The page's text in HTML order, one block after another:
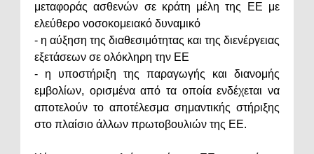
μεταφοράς ασθενών σε κράτη μέλη της ΕΕ με
ελεύθερο νοσοκομειακό δυναμικό
- η αύξηση της διαθεσιμότητας και της διενέργειας
εξετάσεων σε ολόκληρη την ΕΕ
- η υποστήριξη της παραγωγής και διανομής
εμβολίων, ορισμένα από τα οποία ενδέχεται να
αποτελούν το αποτέλεσμα σημαντικής στήριξης
στο πλαίσιο άλλων πρωτοβουλιών της ΕΕ.